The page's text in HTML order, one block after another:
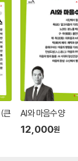
큰
AI와 마음수양
12,000원